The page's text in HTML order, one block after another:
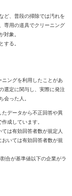
ど、普段の掃除では汚れを
専用の道具でクリーニング
対象。
する。
ングを利用したことがあ
選定に関与し、実際に発注
会った人。
データから不正回答や異
成しています。
は有効回答者数が規定人
いては有効回答者数が規
合が基準値以下の企業がラ